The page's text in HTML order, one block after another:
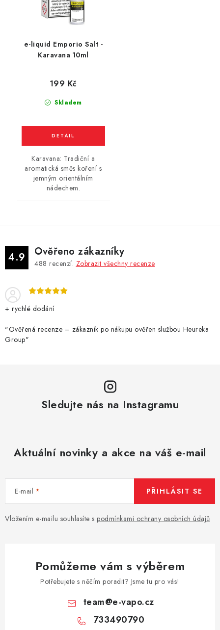
e-liquid Emporio Salt -
Karavana 10ml
Skladem
199 Kč
Karavana: Tradiční a
aromatická směs koření s
jemným orientálním
nádechem.
4.9 Ověřeno zákazníky
488 recenzí. Zobrazit všechny recenze
+ rychlé dodání
"Ověřená recenze – zákazník po nákupu ověřen službou Heureka
Group"
Sledujte nás na Instagramu
Aktuální novinky a akce na váš e-mail
E-mail
Vložením e-mailu souhlasíte s podmínkami ochrany osobních údajů
PŘIHLÁSIT SE
Pomůžeme vám s výběrem
Potřebujete s něčím poradit? Jsme tu pro vás!
team@e-vapo.cz
733490790